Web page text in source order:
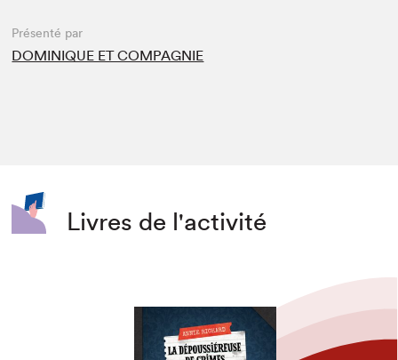
Présenté par
DOMINIQUE ET COMPAGNIE
Livres de l'activité